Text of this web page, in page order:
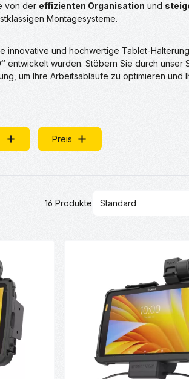
von der effizienten Organisation und
Montagesysteme.
innovative und hochwertige Tablet-
entwickelt wurden. Stöbern Sie durch unser
um Ihre Arbeitsabläufe zu optimieren und
Preis
16 Produkte